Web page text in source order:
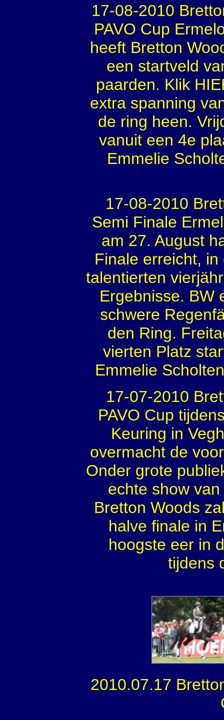
17-08-2010
PAVO Cup
heeft Bretton
een startveld
paarden. Klik
extra spanning
de ring heen.
vanuit een 4e
Emmelie
17-08-2010
Semi Finale
am 27. August
Finale erreicht,
talentierten
Ergebnisse. BW
schwere
den Ring.
vierten Platz
Emmelie
17-07-2010
PAVO Cup
Keuring in
overmacht de
Onder grote
echte show
Bretton Woods
halve finale in
hoogste eer in
tijdens
2010.07.17